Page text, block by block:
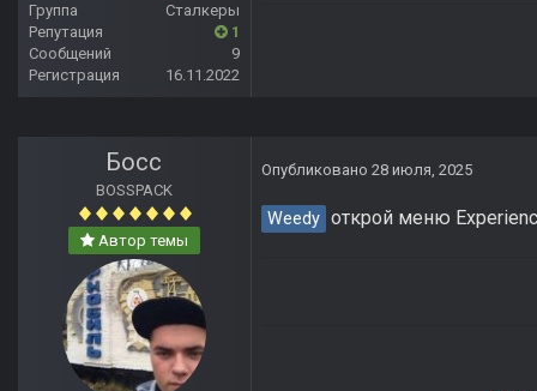
Группа
Сталкеры
Репутация
1
Сообщений
9
Регистрация
16.11.2022
Босс
BOSSPACK
Автор темы
Опубликовано 28 июля, 2025
Weedy открой меню